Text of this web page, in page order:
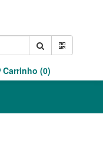
Carrinho (0)